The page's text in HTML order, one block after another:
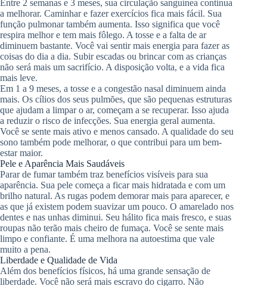
Entre 2 semanas e 3 meses, sua circulação sanguínea continua
a melhorar. Caminhar e fazer exercícios fica mais fácil. Sua
função pulmonar também aumenta. Isso significa que você
respira melhor e tem mais fôlego. A tosse e a falta de ar
diminuem bastante. Você vai sentir mais energia para fazer as
coisas do dia a dia. Subir escadas ou brincar com as crianças
não será mais um sacrifício. A disposição volta, e a vida fica
mais leve.
Em 1 a 9 meses, a tosse e a congestão nasal diminuem ainda
mais. Os cílios dos seus pulmões, que são pequenas estruturas
que ajudam a limpar o ar, começam a se recuperar. Isso ajuda
a reduzir o risco de infecções. Sua energia geral aumenta.
Você se sente mais ativo e menos cansado. A qualidade do seu
sono também pode melhorar, o que contribui para um bem-
estar maior.
Pele e Aparência Mais Saudáveis
Parar de fumar também traz benefícios visíveis para sua
aparência. Sua pele começa a ficar mais hidratada e com um
brilho natural. As rugas podem demorar mais para aparecer, e
as que já existem podem suavizar um pouco. O amarelado nos
dentes e nas unhas diminui. Seu hálito fica mais fresco, e suas
roupas não terão mais cheiro de fumaça. Você se sente mais
limpo e confiante. É uma melhora na autoestima que vale
muito a pena.
Liberdade e Qualidade de Vida
Além dos benefícios físicos, há uma grande sensação de
liberdade. Você não será mais escravo do cigarro. Não